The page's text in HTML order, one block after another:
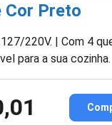
Cor Preto
220V. | Com 4
para a sua cozinha.